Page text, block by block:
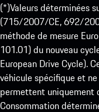
(*)Valeurs déterminées
(715/2007/CE, 692/
méthode de mesure
101.01) du nouveau
European Drive Cycle).
véhicule spécifique et
permettent uniquement
Consommation